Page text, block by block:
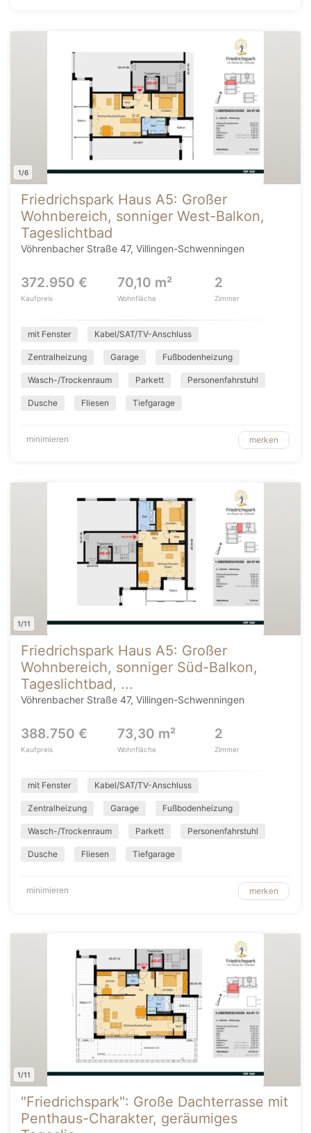
1/6
Friedrichspark Haus A5: Großer
Wohnbereich, sonniger West-Balkon,
Tageslichtbad
Vöhrenbacher Straße 47, Villingen-Schwenningen
372.950 €
Kaufpreis
70,10 m²
Wohnfläche
2
Zimmer
mit Fenster Kabel/SAT/TV-Anschluss
Zentralheizung Garage Fußbodenheizung
Wasch-/Trockenraum Parkett Personenfahrstuhl
Dusche Fliesen Tiefgarage
minimieren merken
1/11
Friedrichspark Haus A5: Großer
Wohnbereich, sonniger Süd-Balkon,
Tageslichtbad, ...
Vöhrenbacher Straße 47, Villingen-Schwenningen
388.750 €
Kaufpreis
73,30 m²
Wohnfläche
2
Zimmer
mit Fenster Kabel/SAT/TV-Anschluss
Zentralheizung Garage Fußbodenheizung
Wasch-/Trockenraum Parkett Personenfahrstuhl
Dusche Fliesen Tiefgarage
minimieren merken
1/11
"Friedrichspark": Große Dachterrasse mit
Penthaus-Charakter, geräumiges